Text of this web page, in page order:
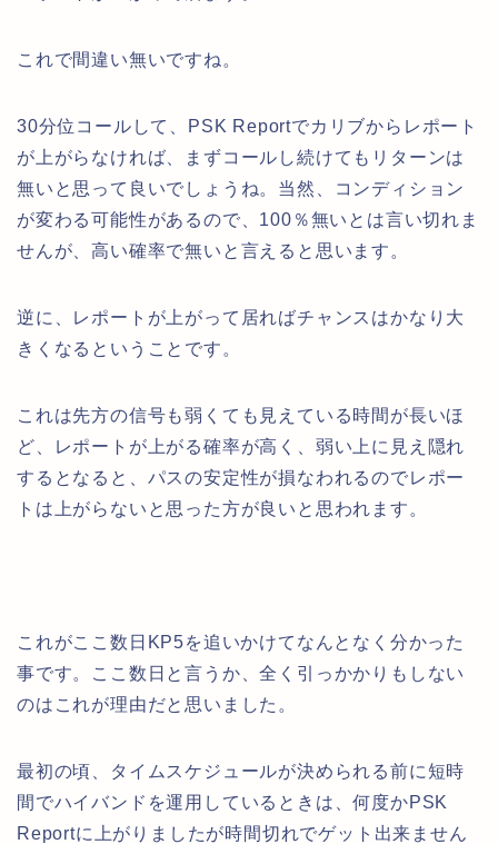
これで間違い無いですね。
30分位コールして、PSK Reportでカリブからレポート
が上がらなければ、まずコールし続けてもリターンは
無いと思って良いでしょうね。当然、コンディション
が変わる可能性があるので、100％無いとは言い切れま
せんが、高い確率で無いと言えると思います。
逆に、レポートが上がって居ればチャンスはかなり大
きくなるということです。
これは先方の信号も弱くても見えている時間が長いほ
ど、レポートが上がる確率が高く、弱い上に見え隠れ
するとなると、パスの安定性が損なわれるのでレポー
トは上がらないと思った方が良いと思われます。
これがここ数日KP5を追いかけてなんとなく分かった
事です。ここ数日と言うか、全く引っかかりもしない
のはこれが理由だと思いました。
最初の頃、タイムスケジュールが決められる前に短時
間でハイバンドを運用しているときは、何度かPSK
Reportに上がりましたが時間切れでゲット出来ません